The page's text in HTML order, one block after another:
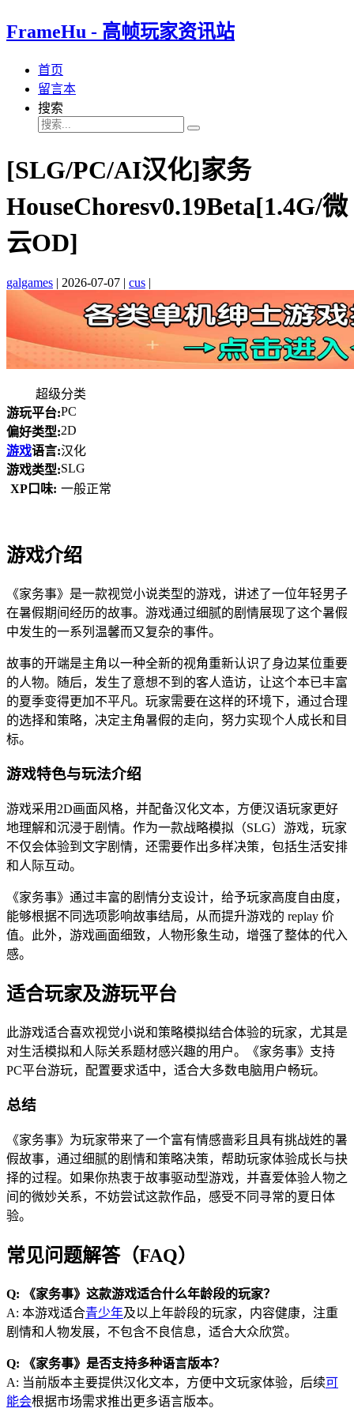
FrameHu - 高帧玩家资讯站
首页
留言本
搜索
[SLG/PC/AI汉化]家务
HouseChoresv0.19Beta[1.4G/微
云OD]
galgames | 2026-07-07 | cus |
超级分类
游玩平台:PC
偏好类型:2D
游戏语言:汉化
游戏类型:SLG
XP口味: 一般正常
游戏介绍
《家务事》是一款视觉小说类型的游戏，讲述了一位年轻男子
在暑假期间经历的故事。游戏通过细腻的剧情展现了这个暑假
中发生的一系列温馨而又复杂的事件。
故事的开端是主角以一种全新的视角重新认识了身边某位重要
的人物。随后，发生了意想不到的客人造访，让这个本已丰富
的夏季变得更加不平凡。玩家需要在这样的环境下，通过合理
的选择和策略，决定主角暑假的走向，努力实现个人成长和目
标。
游戏特色与玩法介绍
游戏采用2D画面风格，并配备汉化文本，方便汉语玩家更好
地理解和沉浸于剧情。作为一款战略模拟（SLG）游戏，玩家
不仅会体验到文字剧情，还需要作出多样决策，包括生活安排
和人际互动。
《家务事》通过丰富的剧情分支设计，给予玩家高度自由度，
能够根据不同选项影响故事结局，从而提升游戏的 replay 价
值。此外，游戏画面细致，人物形象生动，增强了整体的代入
感。
适合玩家及游玩平台
此游戏适合喜欢视觉小说和策略模拟结合体验的玩家，尤其是
对生活模拟和人际关系题材感兴趣的用户。《家务事》支持
PC平台游玩，配置要求适中，适合大多数电脑用户畅玩。
总结
《家务事》为玩家带来了一个富有情感啬彩且具有挑战姓的暑
假故事，通过细腻的剧情和策略决策，帮助玩家体验成长与抉
择的过程。如果你热衷于故事驱动型游戏，并喜爱体验人物之
间的微妙关系，不妨尝试这款作品，感受不同寻常的夏日体
验。
常见问题解答（FAQ）
Q: 《家务事》这款游戏适合什么年龄段的玩家？
A: 本游戏适合青少年及以上年龄段的玩家，内容健康，注重
剧情和人物发展，不包含不良信息，适合大众欣赏。
Q: 《家务事》是否支持多种语言版本？
A: 当前版本主要提供汉化文本，方便中文玩家体验，后续可
能会根据市场需求推出更多语言版本。